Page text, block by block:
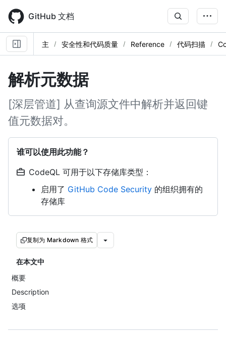
main
content
GitHub 文档
主 安全性和代码质量 Reference 代码扫描
解析元数据
[深层管道] 从查询源文件中解析并返回键
值元数据对。
谁可以使用此功能？
CodeQL 可用于以下存储库类型：
启用了 GitHub Code Security 的组织拥有的
存储库
复制为 Markdown 格式
在本文中
概要
Description
选项